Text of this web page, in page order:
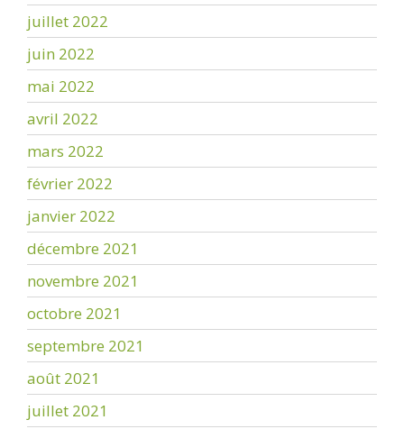
juillet 2022
juin 2022
mai 2022
avril 2022
mars 2022
février 2022
janvier 2022
décembre 2021
novembre 2021
octobre 2021
septembre 2021
août 2021
juillet 2021